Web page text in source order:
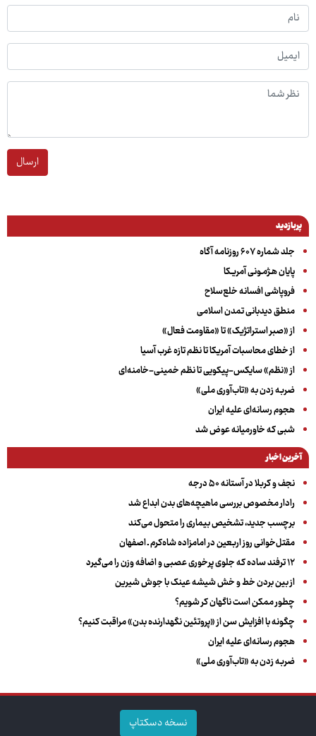
ارسال
پربازدید
جلد شماره ۶۰۷ روزنامه آگاه
پایان هـژمـونی آمریـکا
فروپاشی افسانه خلع‌سلاح
منطق دیدبانی تمدن اسلامی
از «صبر استراتژیک» تا «مقاومت فعال»
از خطای محاسبات آمریکا تا نظم تازه غرب آسیا
از «نظم» سایکس-پیکویی تا نظم خمینی-خامنه‌ای
ضربه زدن به «تاب‌آوری ملی»
هجوم رسانه‌ای علیه ایران
شبی که خاورمیانه عوض شد
آخرین اخبار
نجف و کربلا در آستانه ۵۰ درجه
رادار مخصوص بررسی ماهیچه‌های بدن ابداع شد
برچسب جدید، تشخیص بیماری را متحول می‌کند
مقتل‌خوانی روز اربعین در امامزاده شاه‌کرم ـ اصفهان
۱۲ ترفند ساده که جلوی پرخوری عصبی و اضافه ‌وزن را می‌گیرد
از بین بردن خط و خش شیشه عینک با جوش شیرین
چطور ممکن است ناگهان کر شویم؟
چگونه با افزایش سن از «پروتئین نگهدارنده بدن» مراقبت کنیم؟
هجوم رسانه‌ای علیه ایران
ضربه زدن به «تاب‌آوری ملی»
نسخه دسکتاپ